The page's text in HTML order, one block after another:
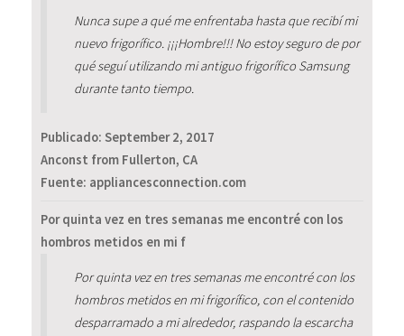
Nunca supe a qué me enfrentaba hasta que recibí mi
nuevo frigorífico. ¡¡¡Hombre!!! No estoy seguro de por
qué seguí utilizando mi antiguo frigorífico Samsung
durante tanto tiempo.
Publicado: September 2, 2017
Anconst from Fullerton, CA
Fuente: appliancesconnection.com
Por quinta vez en tres semanas me encontré con los
hombros metidos en mi f
Por quinta vez en tres semanas me encontré con los
hombros metidos en mi frigorífico, con el contenido
desparramado a mi alrededor, raspando la escarcha